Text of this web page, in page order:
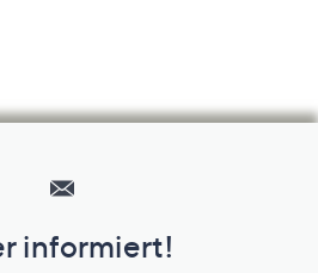
informiert!